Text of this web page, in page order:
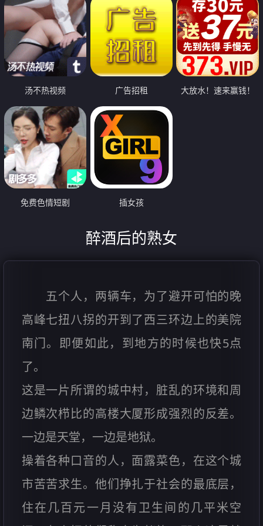
汤不热视频 广告招租 大放水！速来赢钱！
免费色情短剧 插女孩
醉酒后的熟女
五个人，两辆车，为了避开可怕的晚
高峰七扭八拐的开到了西三环边上的美院
南门。即便如此，到地方的时候也快5点
了。
这是一片所谓的城中村，脏乱的环境和周
边鳞次栉比的高楼大厦形成强烈的反差。
一边是天堂，一边是地狱。
操着各种口音的人，面露菜色，在这个城
市苦苦求生。他们挣扎于社会的最底层，
住在几百元一月没有卫生间的几平米空